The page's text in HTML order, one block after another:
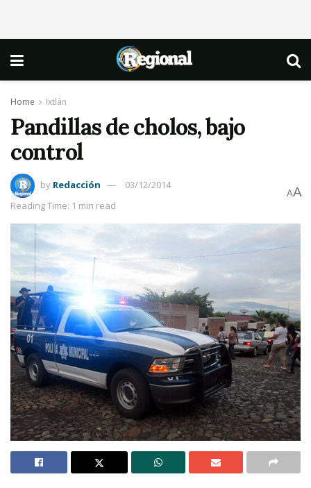
Home Ixtlán
Pandillas de cholos, bajo
control
by Redacción
03/12/2014
Reading Time: 1 min read
AA